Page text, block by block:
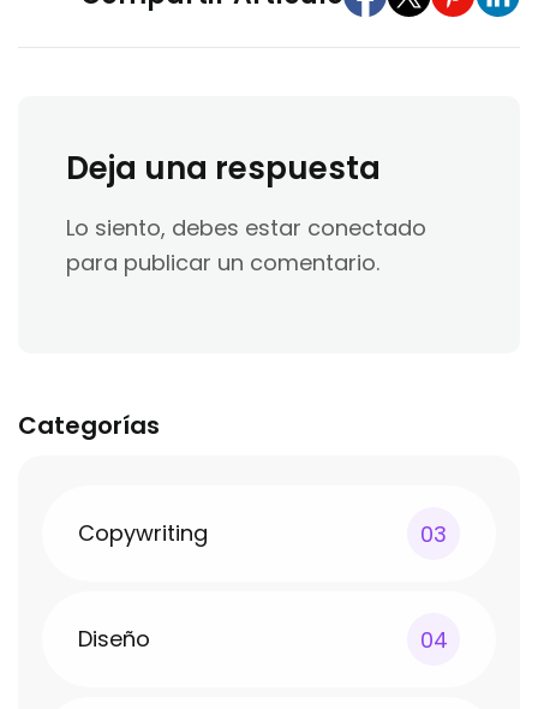
Deja una respuesta
Lo siento, debes estar conectado
para publicar un comentario.
Categorías
Copywriting 03
Diseño 04